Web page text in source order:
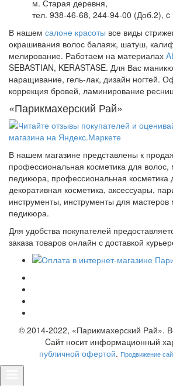
м. Старая деревня,
тел. 938-46-68, 244-94-00 (Доб.2), c
В нашем салоне красоты все виды
окрашивания волос балаяж, шатуш,
мелирование. Работаем на материалах
SEBASTIAN, KERASTASE. Для Вас
наращивание, гель-лак, дизайн ногтей.
коррекция бровей, ламинирование
«Парикмахерский Рай»
В нашем магазине представлены к
профессиональная косметика для
педикюра, профессиональная косметика
декоративная косметика, аксессуары,
инструменты, инструменты для
педикюра.
Для удобства покупателей
заказа товаров онлайн с доставкой
© 2014-2022, «Парикмахерский Рай».
Cайт носит информационный
публичной офертой. Продвижение